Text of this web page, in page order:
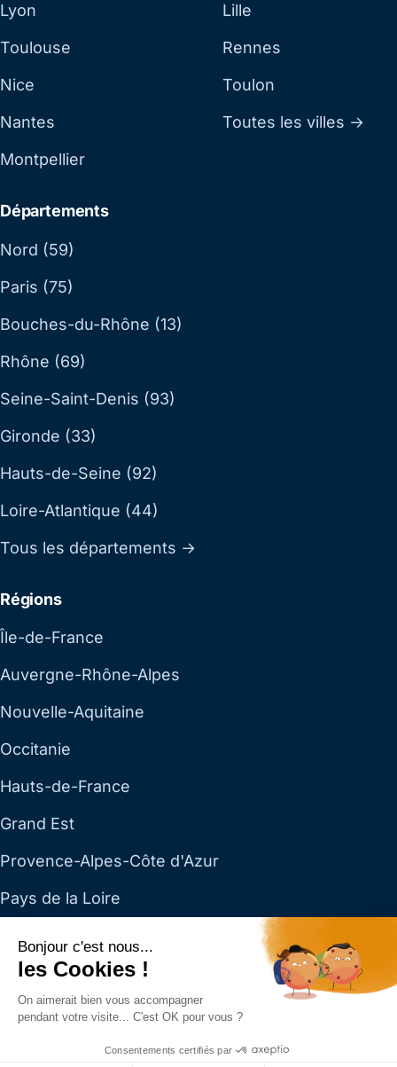
Bonjour c'est nous...
les Cookies !
On aimerait bien vous accompagner
pendant votre visite... C'est OK pour vous ?
Consentements certifiés par
Lyon
Toulouse
Nice
Nantes
Montpellier
Lille
Rennes
Toulon
Toutes les villes →
Départements
Nord (59)
Paris (75)
Bouches-du-Rhône (13)
Rhône (69)
Seine-Saint-Denis (93)
Gironde (33)
Hauts-de-Seine (92)
Loire-Atlantique (44)
Tous les départements →
Régions
Île-de-France
Auvergne-Rhône-Alpes
Nouvelle-Aquitaine
Occitanie
Hauts-de-France
Grand Est
Provence-Alpes-Côte d'Azur
Pays de la Loire
Dillan SAS — SAS au capital de 4 153 € · RCS Paris 890
272 222 · Siège social : 4 rue Cambon, 75001 Paris ·